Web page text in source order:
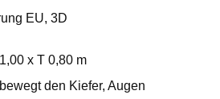
EU, 3D
x T 0,80 m
den Kiefer, Augen